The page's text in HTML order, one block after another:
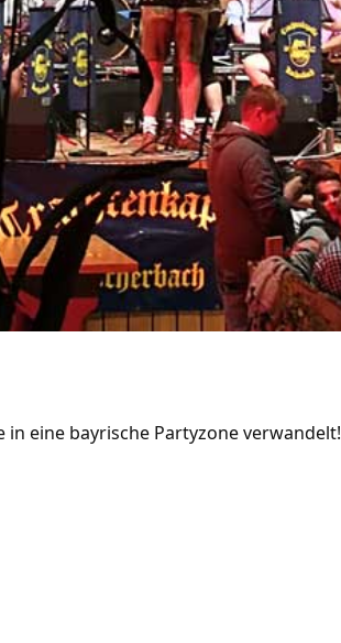
eine bayrische Partyzone verwandelt!